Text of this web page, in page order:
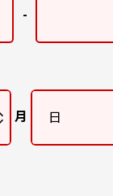
-
月